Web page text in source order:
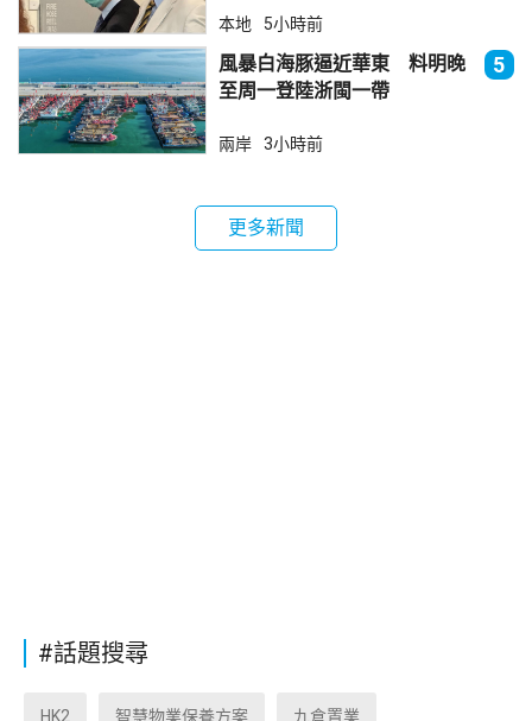
本地 5小時前
風暴白海豚逼近華東 料明晚
至周一登陸浙閩一帶
5
兩岸 3小時前
更多新聞
#話題搜尋
HK2 智慧物業保養方案 九倉置業